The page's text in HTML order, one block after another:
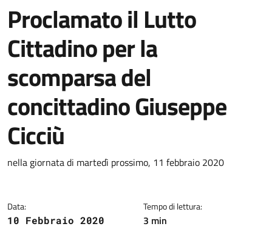
Proclamato il Lutto
Cittadino per la
scomparsa del
concittadino Giuseppe
Cicciù
Dettagli della notizia
nella giornata di martedì prossimo, 11 febbraio 2020
Data:
10 Febbraio 2020
Tempo di lettura:
3 min